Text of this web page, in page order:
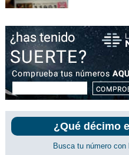
¿Qué décimo
Busca tu número